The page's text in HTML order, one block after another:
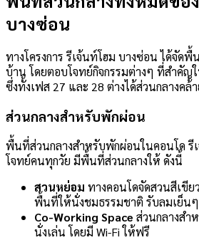
บางซ่อน
ทางโครงการ รีเจ้นท์โฮม บางซ่อน ได้จัดพื้
บ้าน โดยตอบโจทย์กิจกรรมต่างๆ ที่สำคัญ
ซึ่งทั้งเฟส 27 และ 28 ต่างได้ส่วนกลางคล้
ส่วนกลางสำหรับพักผ่อน
พื้นที่ส่วนกลางสำหรับพักผ่อนในคอนโด รี
โจทย์คนทุกวัย มีพื้นที่ส่วนกลางให้ ดังนี้
สวนหย่อม ทางคอนโดจัดสวนสีเขีย
พื้นที่ให้นั่งชมธรรมชาติ รับลมเย็นๆ
Co-Working Space ส่วนกลางสำ
นั่งเล่น โดยมี Wi-Fi ให้ฟรี